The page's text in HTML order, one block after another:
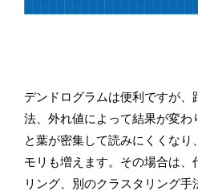
デンドログラムは便利ですが、
法、外れ値によって結果が変わ
と葉が密集して読みにくくなり
モリも増えます。その場合は、
リング、別のクラスタリング手